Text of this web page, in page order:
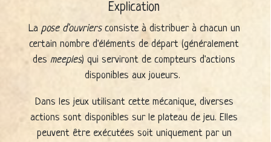
Explication
La pose d'ouvriersconsiste à distribuer à chacun un
certain nombre d'éléments de départ (généralement
des meeples) qui serviront de compteurs d'actions
disponibles aux joueurs.
Dans les jeux utilisant cette mécanique, diverses
actions sont disponibles sur le plateau de jeu. Elles
peuvent être exécutées soit uniquement par un